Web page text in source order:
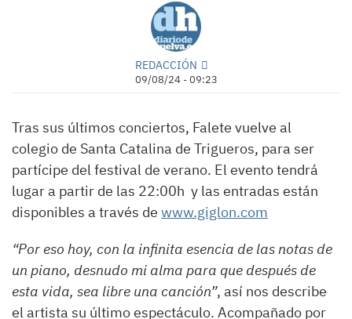
REDACCIÓN
09/08/24 - 09:23
Tras sus últimos conciertos, Falete vuelve al
colegio de Santa Catalina de Trigueros, para ser
partícipe del festival de verano. El evento tendrá
lugar a partir de las 22:00h y las entradas están
disponibles a través de www.giglon.com
“Por eso hoy, con la infinita esencia de las notas de
un piano, desnudo mi alma para que después de
esta vida, sea libre una canción”, así nos describe
el artista su último espectáculo. Acompañado por